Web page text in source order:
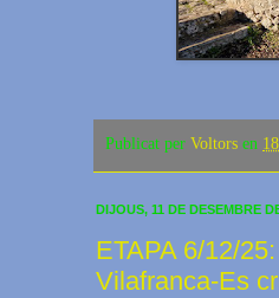
Publicat per Voltors en
DIJOUS, 11 DE DESEMBRE
ETAPA 6/12/
Vilafranca-Es